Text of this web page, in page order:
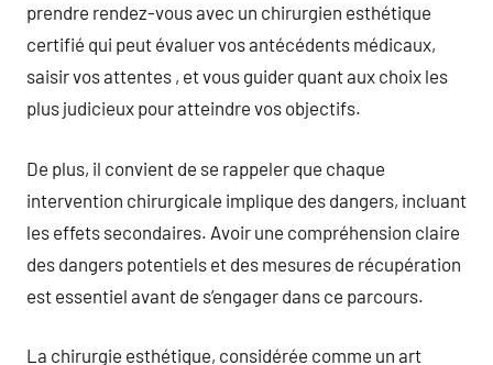
prendre rendez-vous avec un chirurgien esthétique
certifié qui peut évaluer vos antécédents médicaux,
saisir vos attentes , et vous guider quant aux choix les
plus judicieux pour atteindre vos objectifs.
De plus, il convient de se rappeler que chaque
intervention chirurgicale implique des dangers, incluant
les effets secondaires. Avoir une compréhension claire
des dangers potentiels et des mesures de récupération
est essentiel avant de s’engager dans ce parcours.
La chirurgie esthétique, considérée comme un art